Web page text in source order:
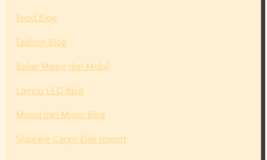
Food Blog
Fashion Blog
Balap Motor dan Mobil
Lampu LED Blog
Musisi dan Music Blog
Shipping Cargo Dan Import